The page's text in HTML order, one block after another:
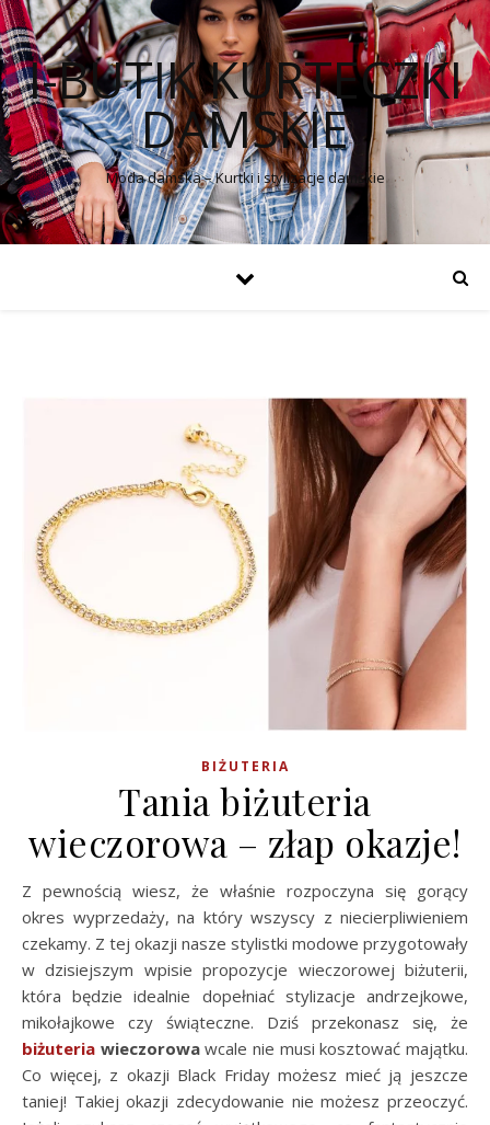
I-BUTIK KURTECZKI
DAMSKIE
Moda damska – Kurtki i stylizacje damskie
BIŻUTERIA
Tania biżuteria
wieczorowa – złap okazje!
Z pewnością wiesz, że właśnie rozpoczyna się gorący
okres wyprzedaży, na który wszyscy z niecierpliwieniem
czekamy. Z tej okazji nasze stylistki modowe przygotowały
w dzisiejszym wpisie propozycje wieczorowej biżuterii,
która będzie idealnie dopełniać stylizacje andrzejkowe,
mikołajkowe czy świąteczne. Dziś przekonasz się, że
biżuteria wieczorowawcale nie musi kosztować majątku.
Co więcej, z okazji Black Friday możesz mieć ją jeszcze
taniej! Takiej okazji zdecydowanie nie możesz przeoczyć.